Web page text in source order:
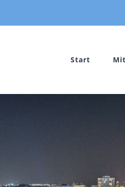
Start